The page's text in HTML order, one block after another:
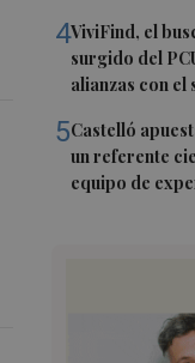
4ViviFind, el
surgido del
alianzas con el
5Castelló
un referente
equipo de